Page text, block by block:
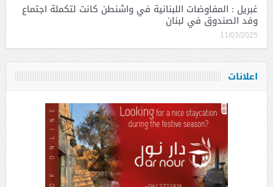
غبريل : المفاوضات اللبنانية في واشنطن كانت لتكملة اجتماع
وفد الصندوق في لبنان
11/03/2025
اعلانات